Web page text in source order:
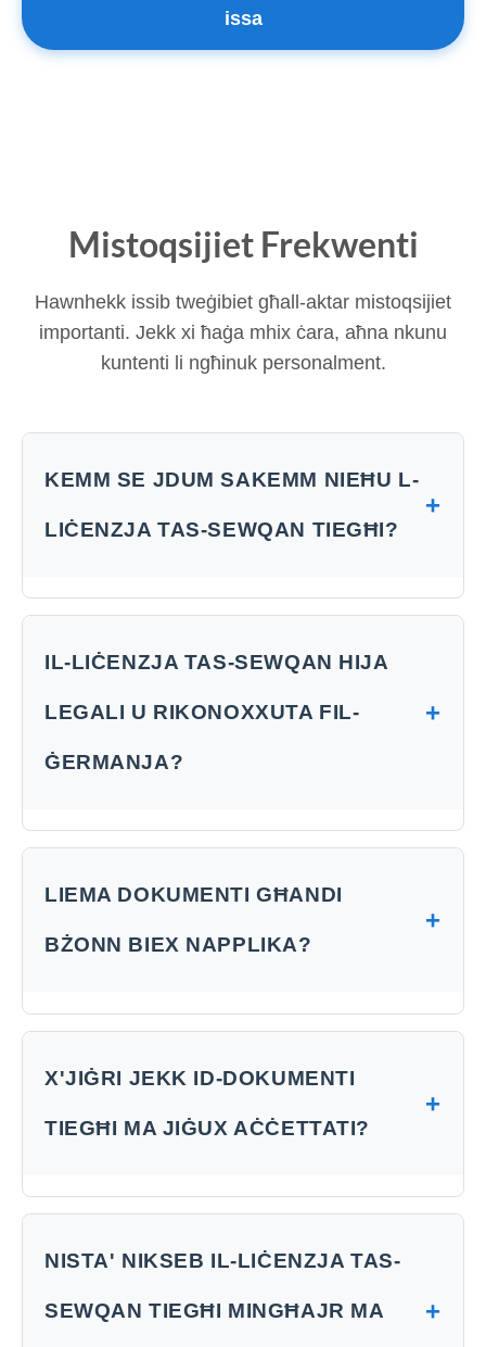
issa
Mistoqsijiet Frekwenti
Hawnhekk issib tweġibiet għall-aktar mistoqsijiet
importanti. Jekk xi ħaġa mhix ċara, aħna nkunu
kuntenti li ngħinuk personalment.
KEMM SE JDUM SAKEMM NIEĦU L-
LIĊENZJA TAS-SEWQAN TIEGĦI?
+
IL-LIĊENZJA TAS-SEWQAN HIJA
LEGALI U RIKONOXXUTA FIL-
ĠERMANJA?
+
LIEMA DOKUMENTI GĦANDI
BŻONN BIEX NAPPLIKA?
+
X'JIĠRI JEKK ID-DOKUMENTI
TIEGĦI MA JIĠUX AĊĊETTATI?
+
NISTA' NIKSEB IL-LIĊENZJA TAS-
SEWQAN TIEGĦI MINGĦAJR MA +